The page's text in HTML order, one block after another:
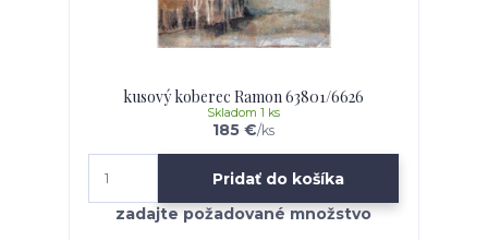
kusový koberec Ramon 63801/6626
185 €/ks
Skladom 1 ks
Pridať do košíka